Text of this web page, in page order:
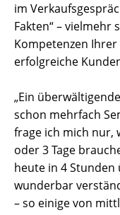
im
Fakten“ – vielmehr
Kompetenzen
erfolgreiche
„Ein
schon mehrfach
frage ich mich nur,
oder 3 Tage
heute in 4
wunderbar
– so einige von